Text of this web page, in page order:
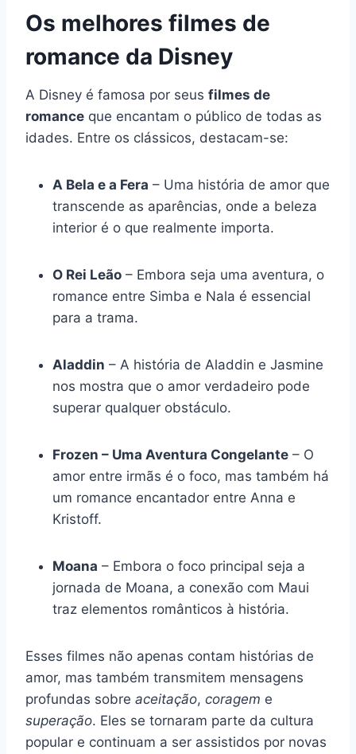
Os melhores filmes de
romance da Disney
A Disney é famosa por seus filmes de
romance que encantam o público de todas as
idades. Entre os clássicos, destacam-se:
A Bela e a Fera – Uma história de amor que
transcende as aparências, onde a beleza
interior é o que realmente importa.
O Rei Leão – Embora seja uma aventura, o
romance entre Simba e Nala é essencial
para a trama.
Aladdin – A história de Aladdin e Jasmine
nos mostra que o amor verdadeiro pode
superar qualquer obstáculo.
Frozen – Uma Aventura Congelante – O
amor entre irmãs é o foco, mas também há
um romance encantador entre Anna e
Kristoff.
Moana – Embora o foco principal seja a
jornada de Moana, a conexão com Maui
traz elementos românticos à história.
Esses filmes não apenas contam histórias de
amor, mas também transmitem mensagens
profundas sobre aceitação, coragem e
superação. Eles se tornaram parte da cultura
popular e continuam a ser assistidos por novas